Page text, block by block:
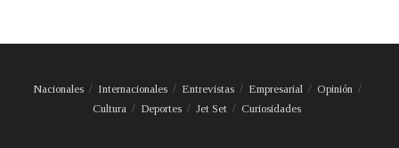
Nacionales Internacionales Entrevistas Empresarial
Opinión
Cultura
Deportes Jet Set Curiosidades